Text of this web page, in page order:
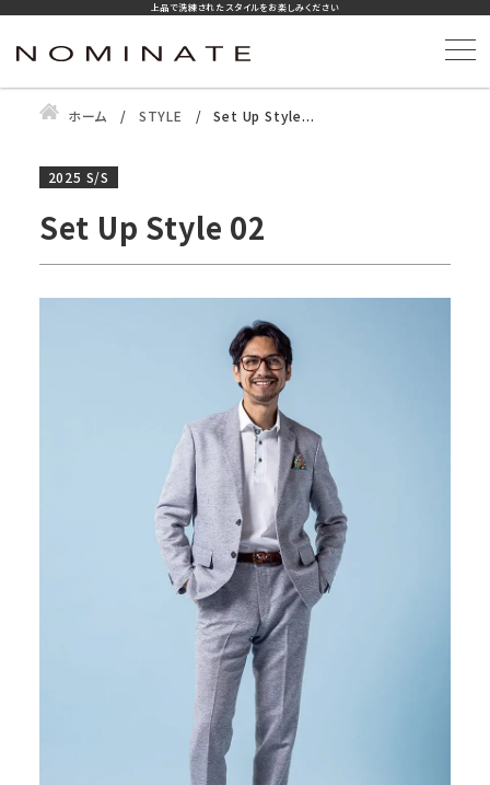
上品で洗練されたスタイルをお楽しみください
ホーム STYLE Set Up Style...
2025 S/S
Set Up Style 02